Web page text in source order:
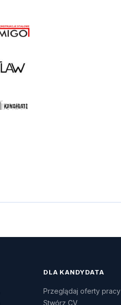
DLA KANDYDATA
Przeglądaj oferty pracy
Stwórz CV